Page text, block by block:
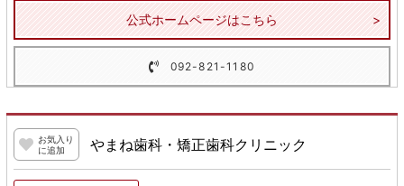
公式ホームページはこちら
092-821-1180
お気入り
に追加
やまね歯科・矯正歯科クリニック